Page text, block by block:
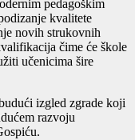
pedagoškim
kvalitete
novih strukovnih
čime će škole
učenicima šire
izgled zgrade koji
razvoju